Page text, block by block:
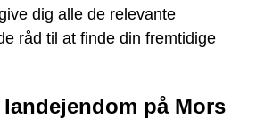
dig alle de relevante
råd til at finde din fremtidige
på Mors